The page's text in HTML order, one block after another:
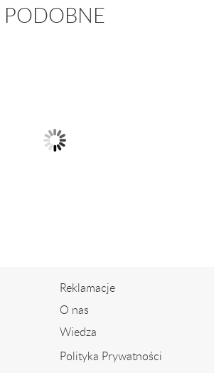
PODOBNE
Reklamacje
O nas
Wiedza
Polityka Prywatności